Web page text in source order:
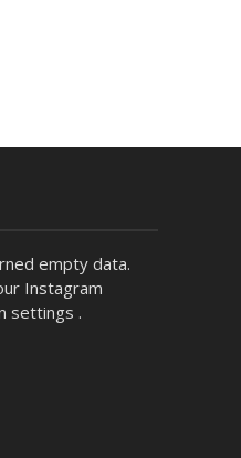
empty data.
Instagram
settings .